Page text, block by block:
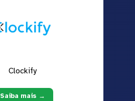
Clockify
Saiba mais →